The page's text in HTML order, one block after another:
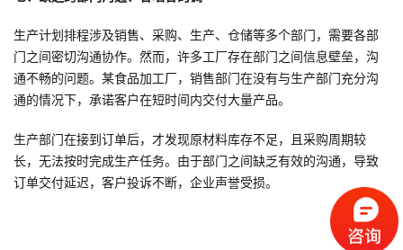
生产计划排程涉及销售、采购、生产、仓储等多个部门，需要各部
门之间密切沟通协作。然而，许多工厂存在部门之间信息壁垒，沟
通不畅的问题。某食品加工厂，销售部门在没有与生产部门充分沟
通的情况下，承诺客户在短时间内交付大量产品。
生产部门在接到订单后，才发现原材料库存不足，且采购周期较
长，无法按时完成生产任务。由于部门之间缺乏有效的沟通，导致
订单交付延迟，客户投诉不断，企业声誉受损。